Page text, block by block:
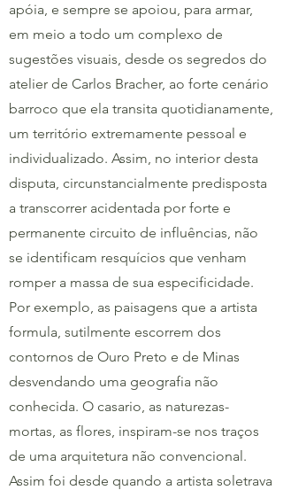
apóia, e sempre se apoiou, para armar,
em meio a todo um complexo de
sugestões visuais, desde os segredos do
atelier de Carlos Bracher, ao forte cenário
barroco que ela transita quotidianamente,
um território extremamente pessoal e
individualizado. Assim, no interior desta
disputa, circunstancialmente predisposta
a transcorrer acidentada por forte e
permanente circuito de influências, não
se identificam resquícios que venham
romper a massa de sua especificidade.
Por exemplo, as paisagens que a artista
formula, sutilmente escorrem dos
contornos de Ouro Preto e de Minas
desvendando uma geografia não
conhecida. O casario, as naturezas-
mortas, as flores, inspiram-se nos traços
de uma arquitetura não convencional.
Assim foi desde quando a artista soletrava